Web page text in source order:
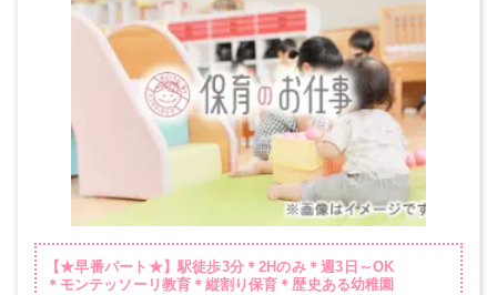
【★早番パート★】駅徒歩3分＊2Hのみ＊週3日～OK
＊モンテッソーリ教育＊縦割り保育＊歴史ある幼稚園